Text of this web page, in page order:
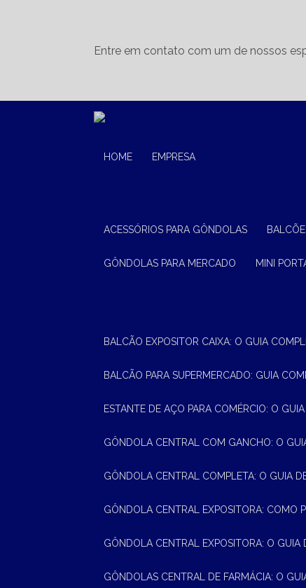
Entre em contato com um de nossos
HOME EMPRESA
ACESSÓRIOS PARA GÔNDOLAS
GÔNDOLAS PARA MERCADO MINI
BALCÃO EXPOSITOR CAIXA: O GUIA
BALCÃO PARA SUPERMERCADO: GUIA
ESTANTE DE AÇO PARA COMÉRCIO: O
GÔNDOLA CENTRAL COM GANCHO: O
GÔNDOLA CENTRAL COMPLETA: O GUIA
GÔNDOLA CENTRAL EXPOSITORA: COMO
GÔNDOLA CENTRAL EXPOSITORA: O
GÔNDOLAS CENTRAL DE FARMÁCIA: O